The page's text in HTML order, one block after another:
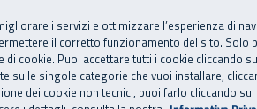
Inail per il mondo della disabilità
Chi siamo Storie, news ed eventi
i servizi e ottimizzare l’esperienza di
il corretto funzionamento del sito. Solo
cookie. Puoi accettare tutti i cookie cliccando sul
sulle singole categorie che vuoi installare,
dei cookie non tecnici, puoi farlo cliccando sul